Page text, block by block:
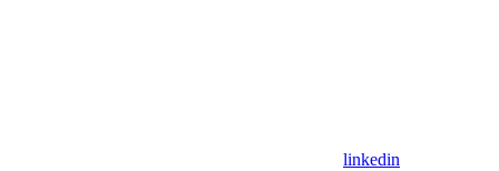
linkedin